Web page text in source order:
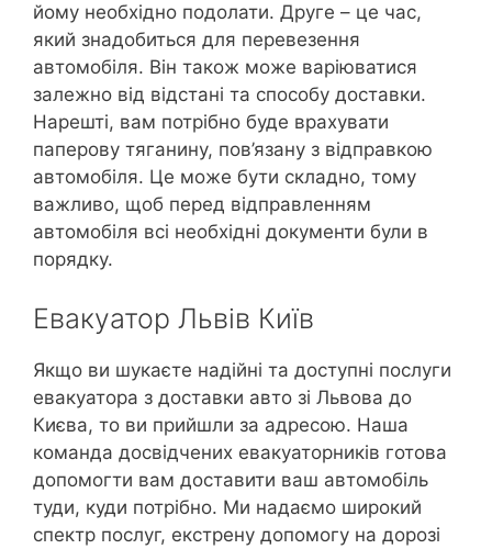
йому необхідно подолати. Друге – це час,
який знадобиться для перевезення
автомобіля. Він також може варіюватися
залежно від відстані та способу доставки.
Нарешті, вам потрібно буде врахувати
паперову тяганину, пов’язану з відправкою
автомобіля. Це може бути складно, тому
важливо, щоб перед відправленням
автомобіля всі необхідні документи були в
порядку.
Евакуатор Львів Київ
Якщо ви шукаєте надійні та доступні послуги
евакуатора з доставки авто зі Львова до
Києва, то ви прийшли за адресою. Наша
команда досвідчених евакуаторників готова
допомогти вам доставити ваш автомобіль
туди, куди потрібно. Ми надаємо широкий
спектр послуг, екстрену допомогу на дорозі